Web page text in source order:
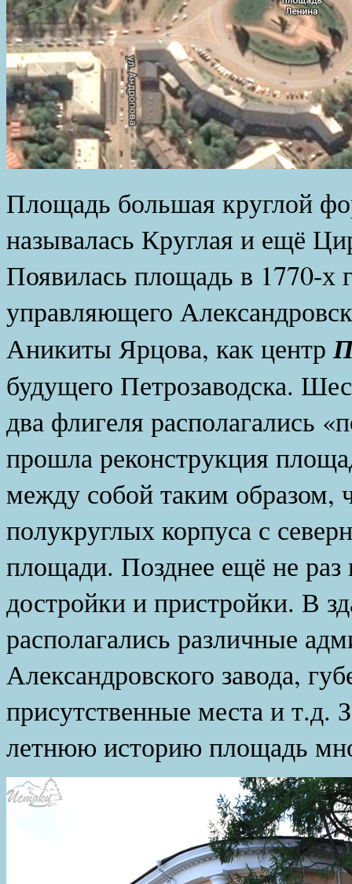
Площадь большая круглой
называлась Круглая и ещё
Появилась площадь в 1770-х
управляющего
Аникиты Ярцова, как центр
будущего Петрозаводска.
два флигеля располагались
прошла реконструкция
между собой таким образом,
полукруглых корпуса с
площади. Позднее ещё не раз
достройки и пристройки. В
располагались различные
Александровского завода,
присутственные места и т.д.
летнюю историю площадь